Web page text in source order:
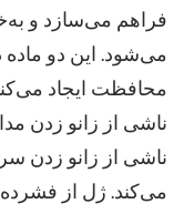
فراهم می‌سازد و
می‌شود. این دو ماده
محافظت ایجاد
ناشی از زانو زدن
ناشی از زانو زدن
می‌کند. ژل از